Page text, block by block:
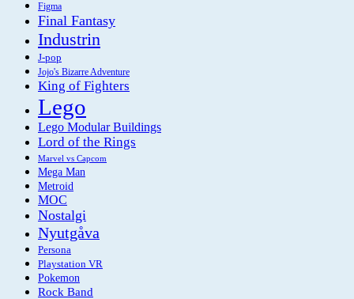
Figma
Final Fantasy
Industrin
J-pop
Jojo's Bizarre Adventure
King of Fighters
Lego
Lego Modular Buildings
Lord of the Rings
Marvel vs Capcom
Mega Man
Metroid
MOC
Nostalgi
Nyutgåva
Persona
Playstation VR
Pokemon
Rock Band